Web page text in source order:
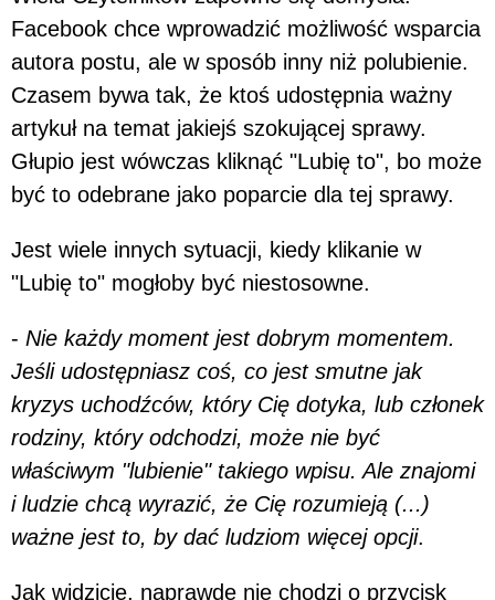
Facebook chce wprowadzić możliwość wsparcia
autora postu, ale w sposób inny niż polubienie.
Czasem bywa tak, że ktoś udostępnia ważny
artykuł na temat jakiejś szokującej sprawy.
Głupio jest wówczas kliknąć "Lubię to", bo może
być to odebrane jako poparcie dla tej sprawy.
Jest wiele innych sytuacji, kiedy klikanie w
"Lubię to" mogłoby być niestosowne.
- Nie każdy moment jest dobrym momentem.
Jeśli udostępniasz coś, co jest smutne jak
kryzys uchodźców, który Cię dotyka, lub członek
rodziny, który odchodzi, może nie być
właściwym "lubienie" takiego wpisu. Ale znajomi
i ludzie chcą wyrazić, że Cię rozumieją (...)
ważne jest to, by dać ludziom więcej opcji.
Jak widzicie, naprawdę nie chodzi o przycisk